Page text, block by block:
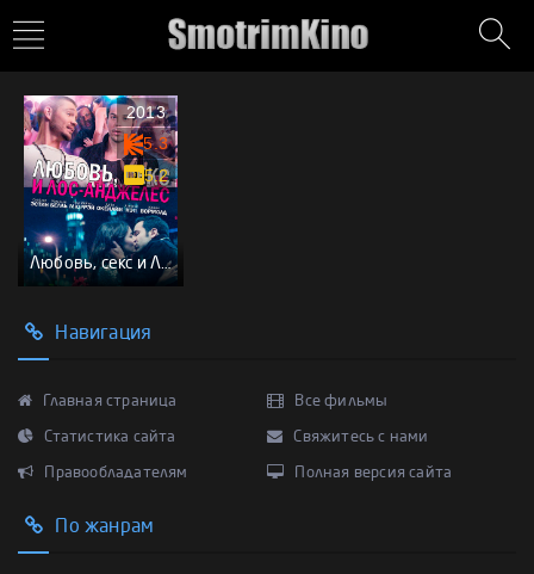
Любовь, секс и Лос-Анджелес
2013
5.3
5.2
Навигация
Главная страница Все фильмы
Статистика сайта Свяжитесь с нами
Правообладателям Полная версия сайта
По жанрам